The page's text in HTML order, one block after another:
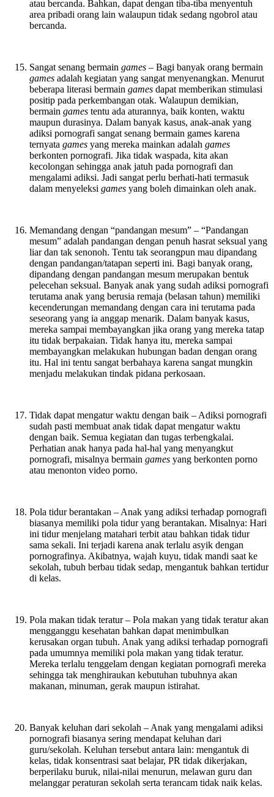
atau bercanda. Bahkan, dapat dengan tiba-tiba menyentuh
area pribadi orang lain walaupun tidak sedang ngobrol atau
bercanda.
Sangat senang bermain games – Bagi banyak orang bermain
games adalah kegiatan yang sangat menyenangkan. Menurut
beberapa literasi bermain games dapat memberikan stimulasi
positip pada perkembangan otak. Walaupun demikian,
bermain games tentu ada aturannya, baik konten, waktu
maupun durasinya. Dalam banyak kasus, anak-anak yang
adiksi pornografi sangat senang bermain games karena
ternyata games yang mereka mainkan adalah games
berkonten pornografi. Jika tidak waspada, kita akan
kecolongan sehingga anak jatuh pada pornografi dan
mengalami adiksi. Jadi sangat perlu berhati-hati termasuk
dalam menyeleksi games yang boleh dimainkan oleh anak.
Memandang dengan “pandangan mesum” – “Pandangan
mesum” adalah pandangan dengan penuh hasrat seksual yang
liar dan tak senonoh. Tentu tak seorangpun mau dipandang
dengan pandangan/tatapan seperti ini. Bagi banyak orang,
dipandang dengan pandangan mesum merupakan bentuk
pelecehan seksual. Banyak anak yang sudah adiksi pornografi
terutama anak yang berusia remaja (belasan tahun) memiliki
kecenderungan memandang dengan cara ini terutama pada
seseorang yang ia anggap menarik. Dalam banyak kasus,
mereka sampai membayangkan jika orang yang mereka tatap
itu tidak berpakaian. Tidak hanya itu, mereka sampai
membayangkan melakukan hubungan badan dengan orang
itu. Hal ini tentu sangat berbahaya karena sangat mungkin
menjadu melakukan tindak pidana perkosaan.
Tidak dapat mengatur waktu dengan baik – Adiksi pornografi
sudah pasti membuat anak tidak dapat mengatur waktu
dengan baik. Semua kegiatan dan tugas terbengkalai.
Perhatian anak hanya pada hal-hal yang menyangkut
pornografi, misalnya bermain games yang berkonten porno
atau menonton video porno.
Pola tidur berantakan – Anak yang adiksi terhadap pornografi
biasanya memiliki pola tidur yang berantakan. Misalnya: Hari
ini tidur menjelang matahari terbit atau bahkan tidak tidur
sama sekali. Ini terjadi karena anak terlalu asyik dengan
pornografinya. Akibatnya, wajah kuyu, tidak mandi saat ke
sekolah, tubuh berbau tidak sedap, mengantuk bahkan tertidur
di kelas.
Pola makan tidak teratur – Pola makan yang tidak teratur akan
mengganggu kesehatan bahkan dapat menimbulkan
kerusakan organ tubuh. Anak yang adiksi terhadap pornografi
pada umumnya memiliki pola makan yang tidak teratur.
Mereka terlalu tenggelam dengan kegiatan pornografi mereka
sehingga tak menghiraukan kebutuhan tubuhnya akan
makanan, minuman, gerak maupun istirahat.
Banyak keluhan dari sekolah – Anak yang mengalami adiksi
pornografi biasanya sering mendapat keluhan dari
guru/sekolah. Keluhan tersebut antara lain: mengantuk di
kelas, tidak konsentrasi saat belajar, PR tidak dikerjakan,
berperilaku buruk, nilai-nilai menurun, melawan guru dan
melanggar peraturan sekolah serta terancam tidak naik kelas.